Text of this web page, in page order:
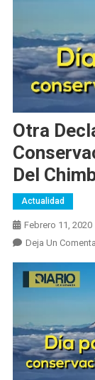
Otra
Del
Actualidad
Febrero 11, 2020
Deja Un